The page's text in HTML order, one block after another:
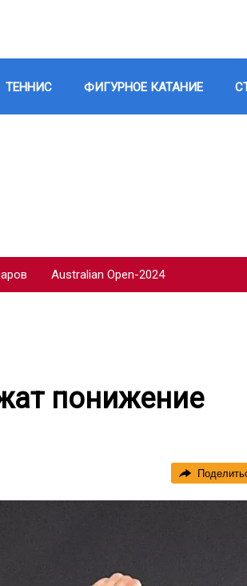
ТЕННИС ФИГУРНОЕ КАТАНИЕ
Australian Open-2024
понижение